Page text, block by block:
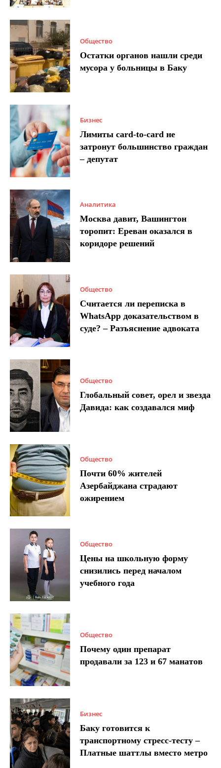
Общество
Остатки органов нашли среди
мусора у больницы в Баку
Бизнес
Лимиты card-to-card не
затронут большинство граждан
– депутат
Аналитика
Москва давит, Вашингтон
торопит: Ереван оказался в
коридоре решений
Общество
Считается ли переписка в
WhatsApp доказательством в
суде? – Разъяснение адвоката
Общество
Глобальный совет, орел и звезда
Давида: как создавался миф
Общество
Почти 60% жителей
Азербайджана страдают
ожирением
Общество
Цены на школьную форму
снизились перед началом
учебного года
Общество
Почему один препарат
продавали за 123 и 67 манатов
Бизнес
Баку готовится к
транспортному стресс-тесту –
Платные шаттлы вместо метро